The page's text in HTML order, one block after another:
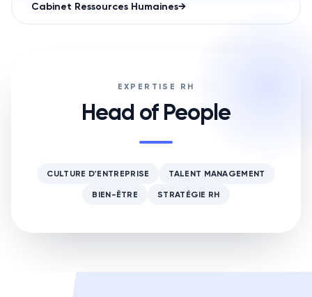
Cabinet Ressources Humaines→
EXPERTISE RH
Head of People
CULTURE D'ENTREPRISE TALENT MANAGEMENT
BIEN-ÊTRE STRATÉGIE RH